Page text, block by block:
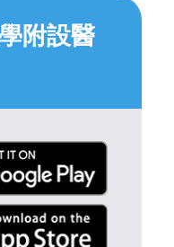
附設醫